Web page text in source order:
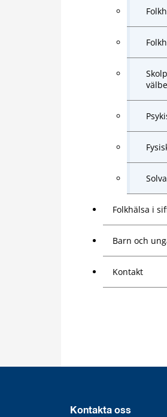
Folkhälsa i
Barn och
Kontakt
Kontakta oss